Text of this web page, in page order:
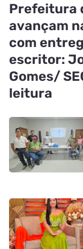
Prefeitura
avançam
com
escritor:
Gomes/
leitura